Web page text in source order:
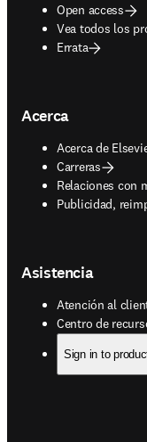
Open access
Vea todos los
Errata
Acerca
Acerca de
Carreras
Relaciones con
Publicidad,
opens in new
Asistencia
Atención al
Centro de
opens in new
Sign in to